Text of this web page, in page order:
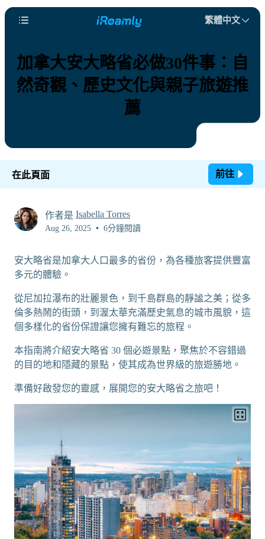
繁體中文
加拿大安大略省必做30件事：自
然奇觀、歷史文化與親子旅遊推
薦
在此頁面 前往
作者是 Isabella Torres
Aug 26, 2025 • 6分鐘閱讀
安大略省是加拿大人口最多的省份，為各種旅客提供豐富
多元的體驗。
從尼加拉瀑布的壯麗景色，到千島群島的靜謐之美；從多
倫多熱鬧的街頭，到渥太華充滿歷史氣息的城市風貌，這
個多樣化的省份保證讓您擁有難忘的旅程。
本指南將介紹安大略省 30 個必遊景點，聚焦於不容錯過
的目的地和隱藏的景點，使其成為世界級的旅遊勝地。
準備好啟發您的靈感，展開您的安大略省之旅吧！